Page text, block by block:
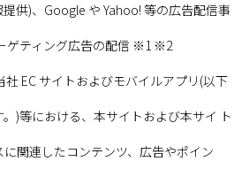
供)、Google や Yahoo! 等の広告配信事
ゲティング広告の配信 ※1 ※2
EC サイトおよびモバイルアプリ(以下
。)等における、本サイトおよび本サイ ト
関連したコンテンツ、広告やポイン